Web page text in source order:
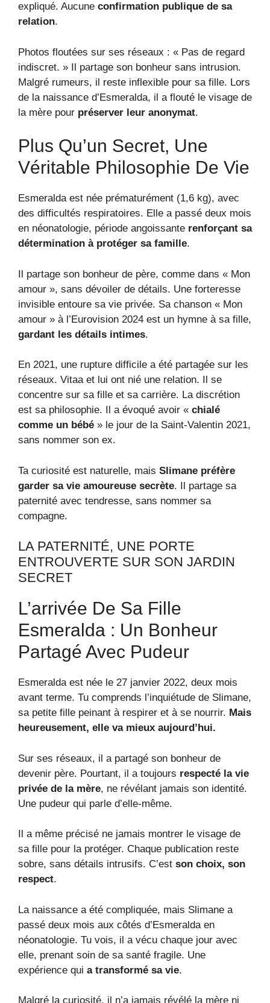
expliqué. Aucune confirmation publique de sa
relation.
Photos floutées sur ses réseaux : « Pas de regard
indiscret. » Il partage son bonheur sans intrusion.
Malgré rumeurs, il reste inflexible pour sa fille. Lors
de la naissance d’Esmeralda, il a flouté le visage de
la mère pour préserver leur anonymat.
Plus Qu’un Secret, Une
Véritable Philosophie De Vie
Esmeralda est née prématurément (1,6 kg), avec
des difficultés respiratoires. Elle a passé deux mois
en néonatologie, période angoissante renforçant sa
détermination à protéger sa famille.
Il partage son bonheur de père, comme dans « Mon
amour », sans dévoiler de détails. Une forteresse
invisible entoure sa vie privée. Sa chanson « Mon
amour » à l’Eurovision 2024 est un hymne à sa fille,
gardant les détails intimes.
En 2021, une rupture difficile a été partagée sur les
réseaux. Vitaa et lui ont nié une relation. Il se
concentre sur sa fille et sa carrière. La discrétion
est sa philosophie. Il a évoqué avoir « chialé
comme un bébé » le jour de la Saint-Valentin 2021,
sans nommer son ex.
Ta curiosité est naturelle, mais Slimane préfère
garder sa vie amoureuse secrète. Il partage sa
paternité avec tendresse, sans nommer sa
compagne.
LA PATERNITÉ, UNE PORTE
ENTROUVERTE SUR SON JARDIN
SECRET
L’arrivée De Sa Fille
Esmeralda : Un Bonheur
Partagé Avec Pudeur
Esmeralda est née le 27 janvier 2022, deux mois
avant terme. Tu comprends l’inquiétude de Slimane,
sa petite fille peinant à respirer et à se nourrir. Mais
heureusement, elle va mieux aujourd’hui.
Sur ses réseaux, il a partagé son bonheur de
devenir père. Pourtant, il a toujours respecté la vie
privée de la mère, ne révélant jamais son identité.
Une pudeur qui parle d’elle-même.
Il a même précisé ne jamais montrer le visage de
sa fille pour la protéger. Chaque publication reste
sobre, sans détails intrusifs. C’est son choix, son
respect.
La naissance a été compliquée, mais Slimane a
passé deux mois aux côtés d’Esmeralda en
néonatologie. Tu vois, il a vécu chaque jour avec
elle, prenant soin de sa santé fragile. Une
expérience qui a transformé sa vie.
Malgré la curiosité, il n’a jamais révélé la mère ni